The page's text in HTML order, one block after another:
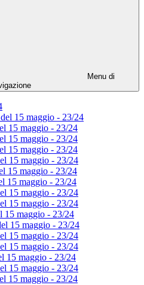
Menu di
15 maggio - 23/24
15 maggio - 23/24
15 maggio - 23/24
15 maggio - 23/24
15 maggio - 23/24
15 maggio - 23/24
15 maggio - 23/24
15 maggio - 23/24
15 maggio - 23/24
15 maggio - 23/24
15 maggio - 23/24
15 maggio - 23/24
15 maggio - 23/24
15 maggio - 23/24
15 maggio - 23/24
15 maggio - 23/24